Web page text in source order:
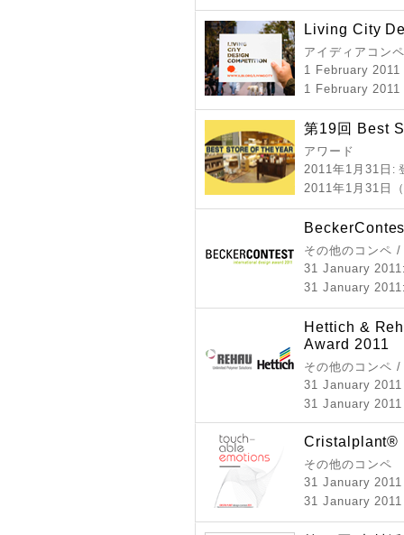
Living City
アイディアコン
1 February
1 February
第19回 Best
アワード
2011年1月31日 :
2011年1月31日
その他のコンペ
31 January 2011
31 January 2011
Hettich &
Award 2011
その他のコンペ
31 January
31 January
Cristalplant®
その他のコンペ
31 January
31 January